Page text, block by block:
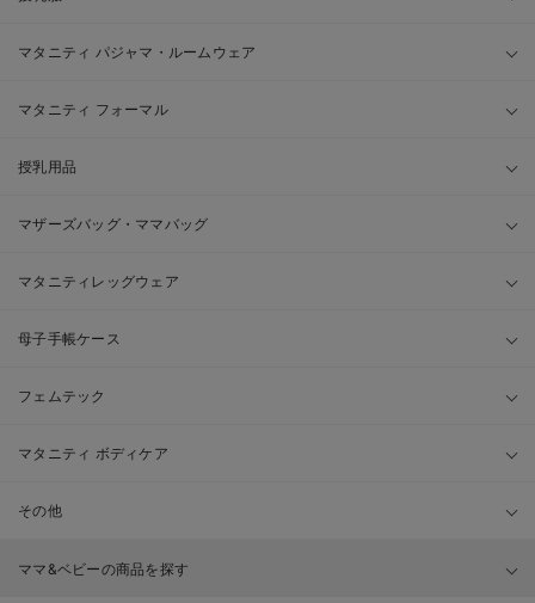
マタニティ パジャマ・ルームウェア
マタニティ フォーマル
授乳用品
マザーズバッグ・ママバッグ
マタニティレッグウェア
母子手帳ケース
フェムテック
マタニティ ボディケア
その他
ママ&ベビーの商品を探す